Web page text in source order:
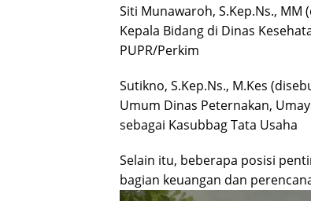
Siti Munawaroh, S.Kep.Ns.,
Kepala Bidang di Dinas
PUPR/Perkim
Sutikno, S.Kep.Ns., M.Kes
Umum Dinas Peternakan,
sebagai Kasubbag Tata Usaha
Selain itu, beberapa posisi
bagian keuangan dan